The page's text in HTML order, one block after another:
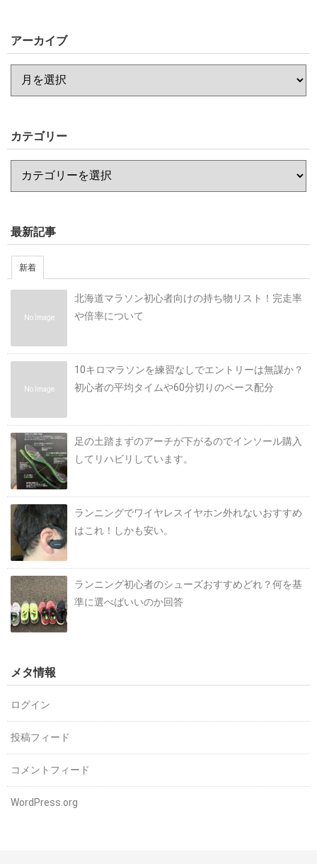
アーカイブ
カテゴリー
最新記事
新着
No Image
北海道マラソン初心者向けの持ち物リスト！完走率
や倍率について
No Image
10キロマラソンを練習なしでエントリーは無謀か？
初心者の平均タイムや60分切りのペース配分
足の土踏まずのアーチが下がるのでインソール購入
してリハビリしています。
ランニングでワイヤレスイヤホン外れないおすすめ
はこれ！しかも安い。
ランニング初心者のシューズおすすめどれ？何を基
準に選べばいいのか回答
メタ情報
ログイン
投稿フィード
コメントフィード
WordPress.org